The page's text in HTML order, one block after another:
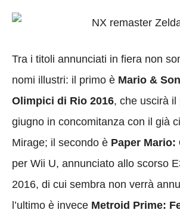
Tra i titoli annunciati in fiera non
nomi illustri: il primo è Mario &
Olimpici di Rio 2016, che uscirà
giugno in concomitanza con il già
Mirage; il secondo è Paper Mario:
per Wii U, annunciato allo scorso
2016, di cui sembra non verrà
l’ultimo è invece Metroid Prime: